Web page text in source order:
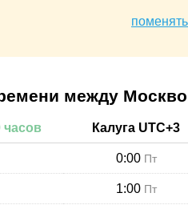
между
часов Калуга UTC+3
0:00 Пт
1:00 Пт